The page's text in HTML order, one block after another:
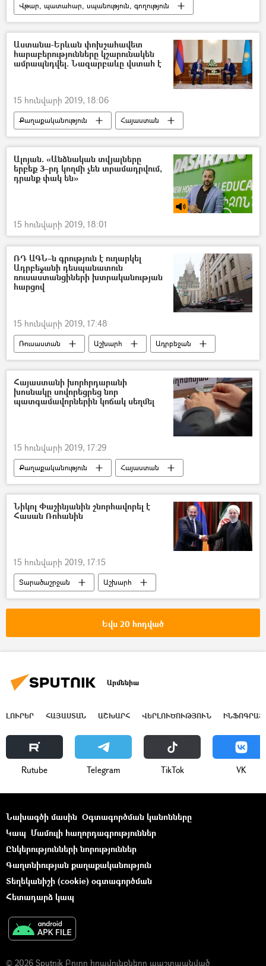
Վթար, պատահար, սպանություն, գողություն
Պատահարներ
Հայաստան
Աստանա-Երևան փոխշահավետ
հարաբերությունները կշարունակեն
ամրապնդվել. Նազարբաևը վստահ է
15 հունվարի 2019, 18:06
Քաղաքականություն
Հայաստան
Աշխարհ
Նիկոլ Փաշինյան
Ալոյան. «Անձնական տվյալները
երբեք 3–րդ կողմի չեն տրամադրվում,
դրանք փակ են»
15 հունվարի 2019, 18:01
ՌԴ ԱԳՆ–ն գրություն է ուղարկել
Ադրբեջանի դեսպանատուն
ռուսաստանցիների խտրականության
հարցով
15 հունվարի 2019, 17:48
Ռուսաստան Աշխարհ Ադրբեջան
Հայաստանի խորհրդարանի
խոսնակը սովորեցրեց նոր
պատգամավորներին կոճակ սեղմել
15 հունվարի 2019, 17:29
Քաղաքականություն
Հայաստան
Արարատ Միրզոյան
Նիկոլ Փաշինյանին շնորհավորել է
Հասան Ռոհանին
15 հունվարի 2019, 17:15
Տարածաշրջան
Աշխարհ
Նիկոլ Փաշինյան
Եվս 20 հոդված
Արմենիա
ԼՈՒՐԵՐ ՀԱՅԱՍՏԱՆ ԱՇԽԱՐՀ ՎԵՐԼՈՒԾՈՒԹՅՈՒՆ
Rutube Telegram ТikТоk VK
Նախագծի մասին Օգտագործման կանոնները
Կապ Մամուլի հաղորդագրություններ
Ընկերությունների նորություններ
Գաղտնիության քաղաքականություն
Տեղեկանիշի (cookie) օգտագործման
Հետադարձ կապ
© 2026 Sputnik Բոլոր իրավունքները պաշտպանված